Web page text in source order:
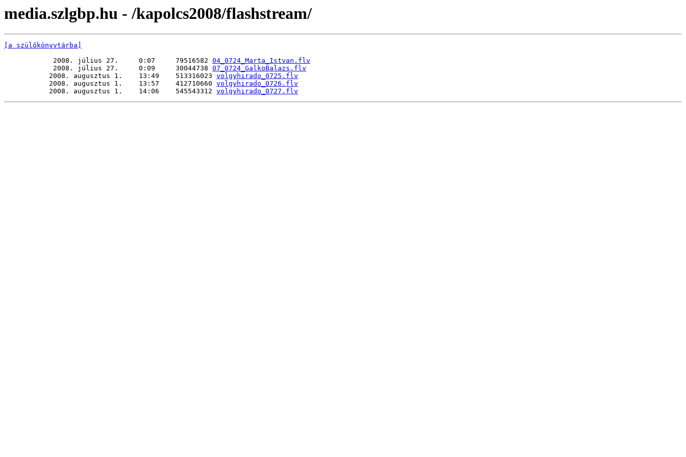
media.szlgbp.hu - /kapolcs2008/flashstream/
[a szülőkönyvtárba]
            2008. július 27.     0:07     79516582
04_0724_Marta_Istvan.flv
            2008. július 27.     0:09     30044738
07_0724_GalkoBalazs.flv
           2008. augusztus 1.    13:49    513316023
volgyhirado_0725.flv
           2008. augusztus 1.    13:57    412710660
volgyhirado_0726.flv
           2008. augusztus 1.    14:06    545543312
volgyhirado_0727.flv